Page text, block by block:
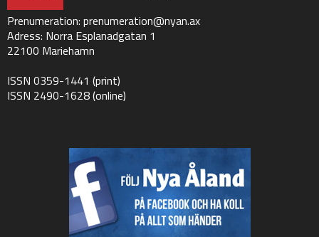
Prenumeration: prenumeration@nyan.ax
Adress: Norra Esplanadgatan 1
22100 Mariehamn
ISSN 0359-1441 (print)
ISSN 2490-1628 (online)